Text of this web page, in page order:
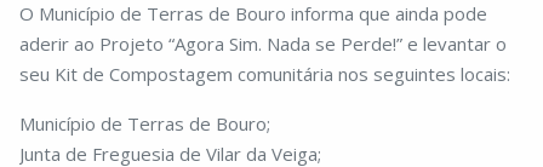
O Município de Terras de Bouro informa que ainda pode
aderir ao Projeto “Agora Sim. Nada se Perde!” e levantar o
seu Kit de Compostagem comunitária nos seguintes locais:
Município de Terras de Bouro;
Junta de Freguesia de Vilar da Veiga;